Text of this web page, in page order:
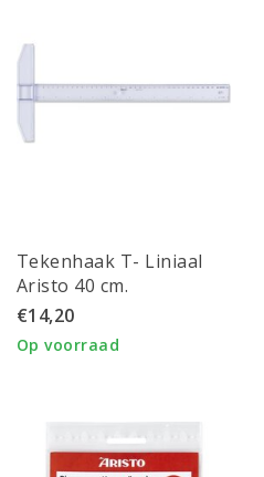
Tekenhaak T- Liniaal
Aristo 40 cm.
€14,20
Op voorraad